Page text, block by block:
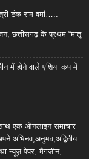
टंक राम वर्मा…..
छत्तीसगढ़ के प्रथम “मातृ
में होने वाले एशिया कप में
एक ऑनलाइन समाचार
अभिनव,अनुभव,अद्वितीय
न्यूज़ पेपर, मैगजीन,